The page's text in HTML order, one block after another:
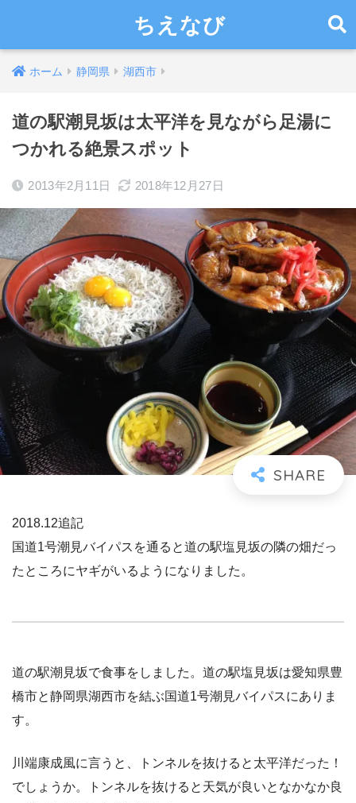
ちえなび
ホーム 静岡県 湖西市
道の駅潮見坂は太平洋を見ながら足湯に
つかれる絶景スポット
2013年2月11日 2018年12月27日
2018.12追記
国道1号潮見バイパスを通ると道の駅塩見坂の隣の畑だっ
たところにヤギがいるようになりました。
道の駅潮見坂で食事をしました。道の駅塩見坂は愛知県豊
橋市と静岡県湖西市を結ぶ国道1号潮見バイパスにありま
す。
川端康成風に言うと、トンネルを抜けると太平洋だった！
でしょうか。トンネルを抜けると天気が良いとなかなか良